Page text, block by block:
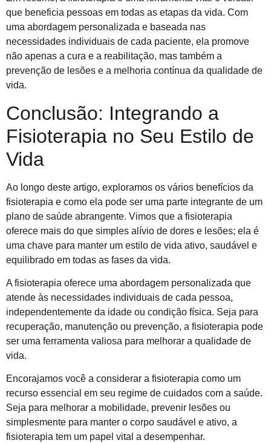
que beneficia pessoas em todas as etapas da vida. Com
uma abordagem personalizada e baseada nas
necessidades individuais de cada paciente, ela promove
não apenas a cura e a reabilitação, mas também a
prevenção de lesões e a melhoria contínua da qualidade de
vida.
Conclusão: Integrando a
Fisioterapia no Seu Estilo de
Vida
Ao longo deste artigo, exploramos os vários benefícios da
fisioterapia e como ela pode ser uma parte integrante de um
plano de saúde abrangente. Vimos que a fisioterapia
oferece mais do que simples alívio de dores e lesões; ela é
uma chave para manter um estilo de vida ativo, saudável e
equilibrado em todas as fases da vida.
A fisioterapia oferece uma abordagem personalizada que
atende às necessidades individuais de cada pessoa,
independentemente da idade ou condição física. Seja para
recuperação, manutenção ou prevenção, a fisioterapia pode
ser uma ferramenta valiosa para melhorar a qualidade de
vida.
Encorajamos você a considerar a fisioterapia como um
recurso essencial em seu regime de cuidados com a saúde.
Seja para melhorar a mobilidade, prevenir lesões ou
simplesmente para manter o corpo saudável e ativo, a
fisioterapia tem um papel vital a desempenhar.